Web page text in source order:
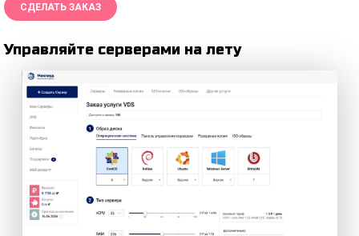
СДЕЛАТЬ ЗАКАЗ
Управляйте серверами на лету